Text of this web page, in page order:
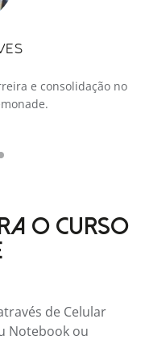
e consolidação no
O CURSO
de Celular
Notebook ou